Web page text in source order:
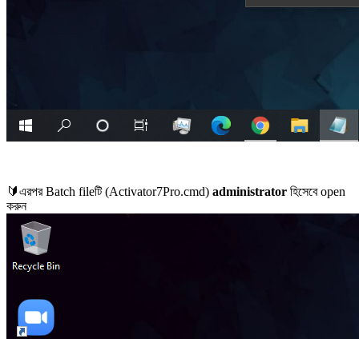
🔰এরপর Batch fileটি (Activator7Pro.cmd) administrator হিসেবে open
করুন